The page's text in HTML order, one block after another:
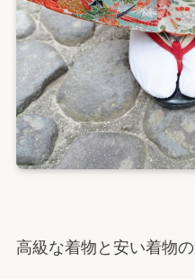
高級な着物と安い着物の